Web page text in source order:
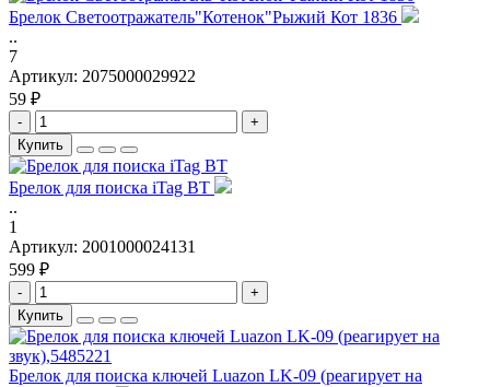
Брелок Светоотражатель"Котенок"Рыжий Кот 1836
..
7
Артикул: 2075000029922
59 ₽
-
+
Купить
Брелок для поиска iTag BT
..
1
Артикул: 2001000024131
599 ₽
-
+
Купить
Брелок для поиска ключей Luazon LK-09 (реагирует на